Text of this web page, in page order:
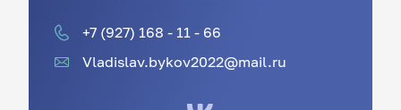
+7 (927) 168 - 11 - 66
Vladislav.bykov2022@mail.ru